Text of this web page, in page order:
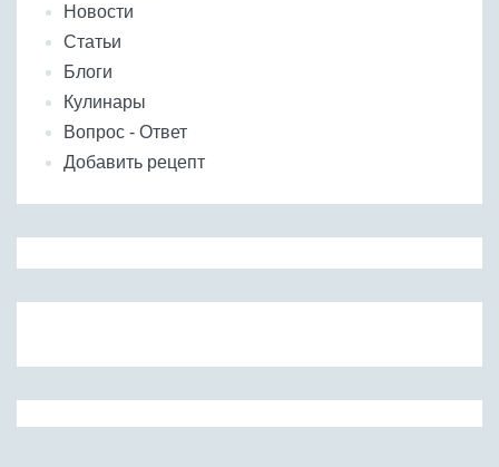
Новости
Статьи
Блоги
Кулинары
Вопрос - Ответ
Добавить рецепт